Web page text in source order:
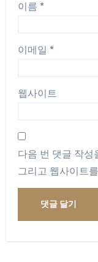
이름 *
이메일 *
웹사이트
다음 번 댓글 작성
그리고 웹사이트